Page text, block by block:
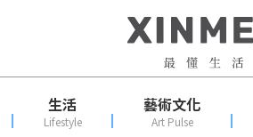
生活
Lifestyle
藝術文化
Art Pulse